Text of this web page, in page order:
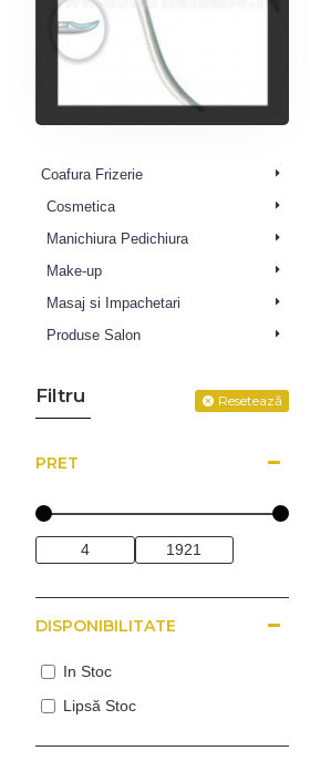
Coafura Frizerie
Cosmetica
Manichiura Pedichiura
Make-up
Masaj si Impachetari
Produse Salon
Filtru Resetează
PRET
DISPONIBILITATE
In Stoc
Lipsă Stoc